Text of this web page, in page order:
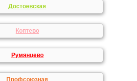
Достоевская
Коптево
Румянцево
Профсоюзная